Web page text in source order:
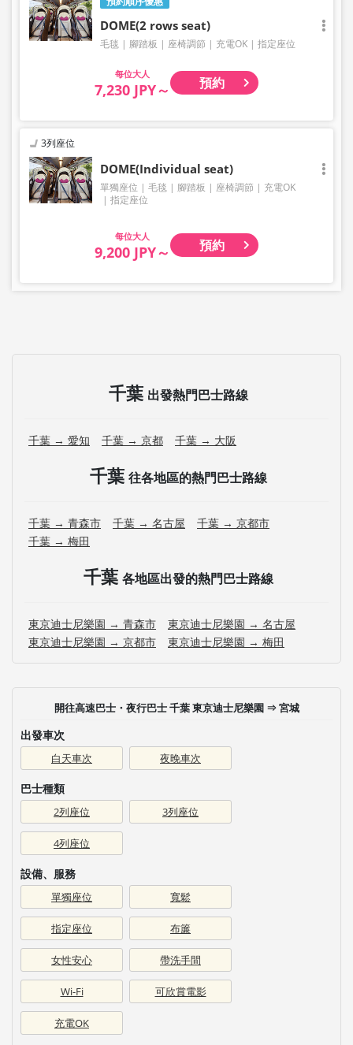
DOME(2 rows seat)
毛毯 腳踏板 座椅調節 充電OK 指定座位
大人
7,230 JPY～ 預約
3列座位
DOME(Individual seat)
單獨座位 毛毯 腳踏板 座椅調節
充電OK
指定座位
大人
9,200 JPY～ 預約
千葉 出發熱門巴士路線
千葉 → 愛知 千葉 → 京都 千葉 → 大阪
千葉 往各地區的熱門巴士路線
千葉 → 青森市 千葉 → 名古屋
千葉 → 京都市
千葉 → 梅田
千葉 各地區出發的熱門巴士路線
東京迪士尼樂園 → 青森市
東京迪士尼樂園 → 名古屋
東京迪士尼樂園 → 京都市
東京迪士尼樂園 → 梅田
開往高速巴士・夜行巴士 千葉 東京迪士尼樂園 ⇒ 宮城
出發車次
白天車次 夜晚車次
巴士種類
2列座位 3列座位
4列座位
設備、服務
單獨座位 寬鬆
指定座位 布簾
女性安心 帶洗手間
Wi-Fi 可欣賞電影
充電OK